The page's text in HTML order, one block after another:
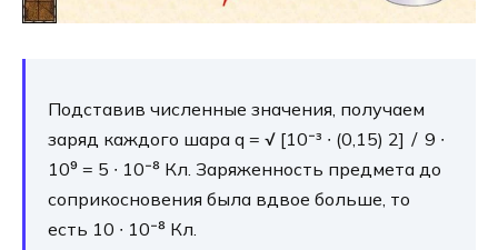
Подставив численные значения, получаем
заряд каждого шара q = √ [10⁻³ ∙ (0,15) 2] ∕ 9 ∙
10⁹ = 5 ∙ 10⁻⁸ Кл. Заряженность предмета до
соприкосновения была вдвое больше, то
есть 10 ∙ 10⁻⁸ Кл.